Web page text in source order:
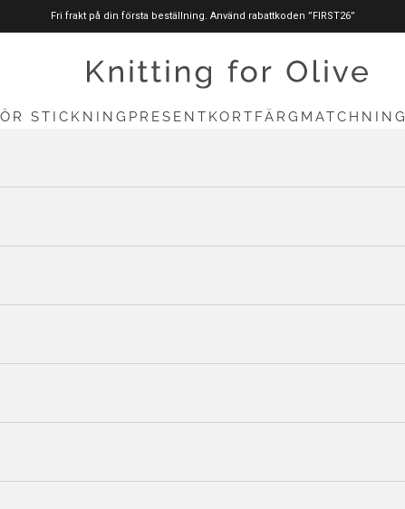
Fri frakt på din första beställning. Använd rabattkoden ”FIRST26”
stickningförolive.com
STICKNING PRESENTKORT FÄRGMATCHNING